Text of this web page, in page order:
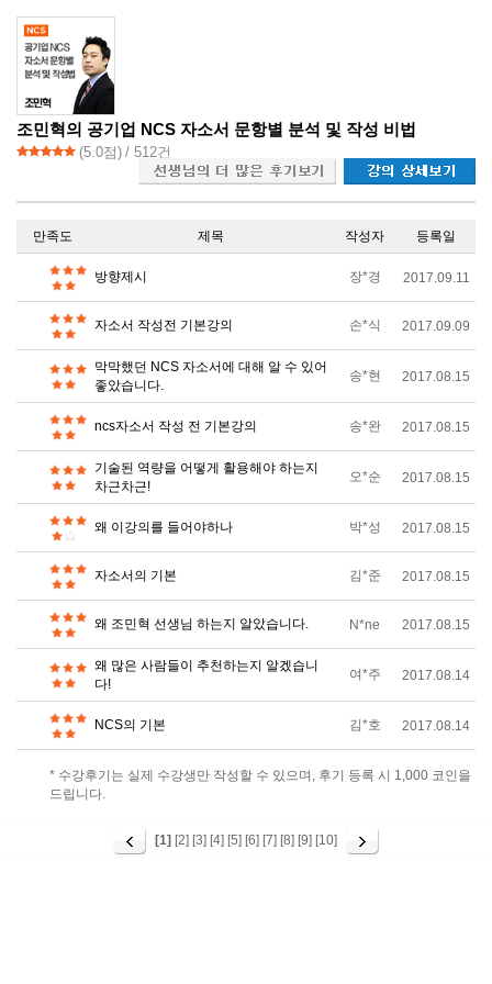
조민혁의 공기업 NCS 자소서 문항별 분석 및 작성 비법
(5.0점) / 512건
만족도 제목 작성자 등록일
방향제시 장*경 2017.09.11
자소서 작성전 기본강의 손*식 2017.09.09
막막했던 NCS 자소서에 대해 알 수 있어
좋았습니다.
송*현 2017.08.15
ncs자소서 작성 전 기본강의 송*완 2017.08.15
기술된 역량을 어떻게 활용해야 하는지
차근차근!
오*순 2017.08.15
왜 이강의를 들어야하나 박*성 2017.08.15
자소서의 기본 김*준 2017.08.15
왜 조민혁 선생님 하는지 알았습니다. N*ne 2017.08.15
왜 많은 사람들이 추천하는지 알겠습니
다!
여*주 2017.08.14
NCS의 기본 김*호 2017.08.14
* 수강후기는 실제 수강생만 작성할 수 있으며, 후기 등록 시 1,000 코인을
드립니다.
[1] [2] [3] [4] [5] [6] [7] [8] [9] [10]